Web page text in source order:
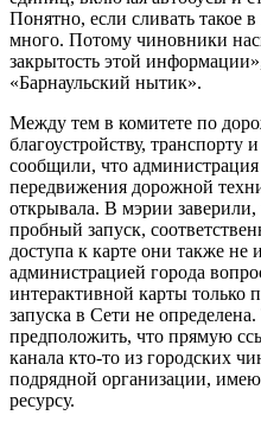
Понятно, если сливать такое
много. Потому чиновники
закрытость этой
«Барнаульский нытик».
Между тем в комитете по
благоустройству, транспорту
сообщили, что
передвижения дорожной
открывала. В мэрии
пробный запуск,
доступа к карте они также
администрацией города
интерактивной карты только
запуска в Сети не
предположить, что прямую
канала кто-то из городских
подрядной организации,
ресурсу.